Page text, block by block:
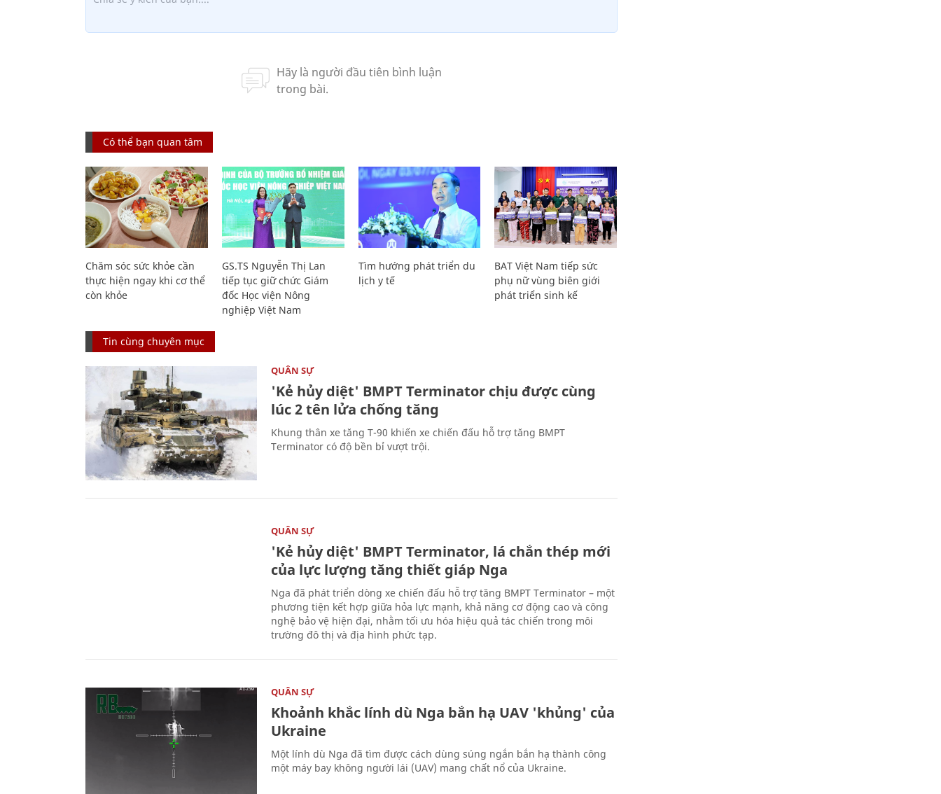
Có thể bạn quan tâm
Chăm sóc sức khỏe cần
thực hiện ngay khi cơ thể
còn khỏe
GS.TS Nguyễn Thị Lan
tiếp tục giữ chức Giám
đốc Học viện Nông
nghiệp Việt Nam
Tìm hướng phát triển du
lịch y tế
BAT Việt Nam tiếp sức
phụ nữ vùng biên giới
phát triển sinh kế
Tin cùng chuyên mục
QUÂN SỰ
'Kẻ hủy diệt' BMPT Terminator chịu được cùng
lúc 2 tên lửa chống tăng
Khung thân xe tăng T-90 khiến xe chiến đấu hỗ trợ tăng BMPT
Terminator có độ bền bỉ vượt trội.
QUÂN SỰ
'Kẻ hủy diệt' BMPT Terminator, lá chắn thép mới
của lực lượng tăng thiết giáp Nga
Nga đã phát triển dòng xe chiến đấu hỗ trợ tăng BMPT Terminator – một
phương tiện kết hợp giữa hỏa lực mạnh, khả năng cơ động cao và công
nghệ bảo vệ hiện đại, nhằm tối ưu hóa hiệu quả tác chiến trong môi
trường đô thị và địa hình phức tạp.
QUÂN SỰ
Khoảnh khắc lính dù Nga bắn hạ UAV 'khủng' của
Ukraine
Một lính dù Nga đã tìm được cách dùng súng ngắn bắn hạ thành công
một máy bay không người lái (UAV) mang chất nổ của Ukraine.